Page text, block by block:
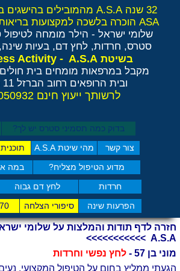
צור קשר מהי שיטת A.S.A
חרדות לחץ דם גבוה
מדוע הטיפול מצליח? במה
הפרעות שינה סיפורי הצלחה 870
בדוק כמה תסמיני סט​רס יש לך?
32 שנה A.S.A מהמובילים בהישגים בישראל ובאירופה
ASA הוכרה בלשכה למקצועות בריאות משלימים RCP
שלומי ישראל - הילר מומחה
סטרס, חרדות, לחץ דם, בעיות שינה,
בשיטת Anti Stress Activity - A.S.A
מקבל במרפאות מומחים בית
ובית הרופאים רחוב הברזל 11 תל אביב
לרשותך ייעוץ חינם 077-4050932
מוני בן 57 -
לחץ נפשי וחרדות
הגעתי ממליץ בחום על הטיפול המקצועי,
חזרה לדף תודות והמלצות על שלומי
A.S.A >>>>>>>>>>>